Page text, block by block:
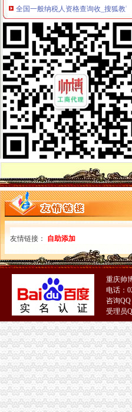
陕西省一般纳税人查询_中华文本库
一般纳税人提供技术咨询服务,税率是
一般纳税人查询电话-深圳爱问分类
新疆一般纳税人查询-天津爱问分类
请问山西省一般纳税人资格在哪里查
四川一般纳税人资格查询：四川财
全国一般纳税人资格查询
如何查询一般纳税人资格（以广东为
增值税一般纳税人查询–会计网词库
一般纳税人资格查询
广东一般纳税人查询App下载|一般纳
四川省国税网上办税服务厅增值税一
关于一般纳税人与小规模纳税人的查
一般纳税人咨询公司,开展教育服务,
一般纳税人税率查询|一般纳税人如何
上海税务网的一般纳税人资格查询,
北京各区一般纳税人资格查询帮助你
一般纳税人资格查询_中华文本库
一般纳税人咨询处-深圳58同城
如何查询增值税一般纳税人认定信息
一般纳税人查询广东税务局版2.4.0安
如何查询一般纳税人资格_百度经验
青岛一般纳税人查询
一般纳税人查询
关于一般纳税人查询的问题
【官方公告】企业汇采一般纳税人
一般纳税人查询
重庆一般纳税人资格查询
一般纳税人查询一般纳税人查询
重庆一般纳税人资格查询：http://
重庆一般纳税人申请：路源咨询—专
一般纳税人信息查询
一般纳税人查询
友情链接： 自助添加
重庆帅
电话：
咨询
受理员